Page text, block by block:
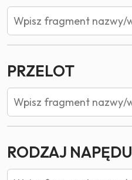
PRZELOT
RODZAJ NAPĘDU